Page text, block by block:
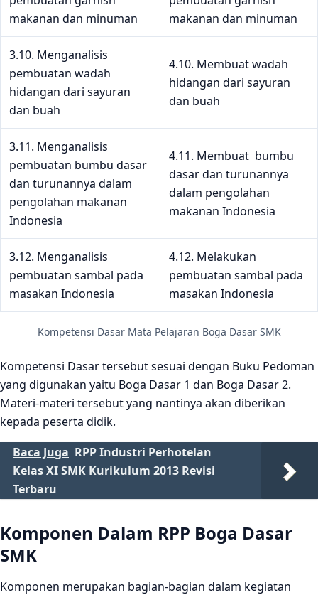
makanan dan minuman
makanan dan minuman
3.10. Menganalisis
pembuatan wadah
hidangan dari sayuran
dan buah
4.10. Membuat wadah
hidangan dari sayuran
dan buah
3.11. Menganalisis
pembuatan bumbu dasar
dan turunannya dalam
pengolahan makanan
Indonesia
4.11. Membuat bumbu
dasar dan turunannya
dalam pengolahan
makanan Indonesia
3.12. Menganalisis
pembuatan sambal pada
masakan Indonesia
4.12. Melakukan
pembuatan sambal pada
masakan Indonesia
Kompetensi Dasar Mata Pelajaran Boga Dasar SMK
Kompetensi Dasar tersebut sesuai dengan Buku Pedoman
yang digunakan yaitu Boga Dasar 1 dan Boga Dasar 2.
Materi-materi tersebut yang nantinya akan diberikan
kepada peserta didik.
Baca Juga RPP Industri Perhotelan
Kelas XI SMK Kurikulum 2013 Revisi
Terbaru
Komponen Dalam RPP Boga Dasar
SMK
Komponen merupakan bagian-bagian dalam kegiatan